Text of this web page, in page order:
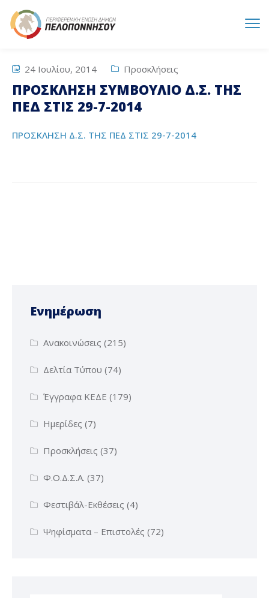
24 Ιουλίου, 2014 Προσκλήσεις
ΠΡΟΣΚΛΗΣΗ ΣΥΜΒΟΥΛΙΟ Δ.Σ. ΤΗΣ
ΠΕΔ ΣΤΙΣ 29-7-2014
ΠΡΟΣΚΛΗΣΗ Δ.Σ. ΤΗΣ ΠΕΔ ΣΤΙΣ 29-7-2014
Ενημέρωση
Ανακοινώσεις (215)
Δελτία Τύπου (74)
Έγγραφα ΚΕΔΕ (179)
Ημερίδες (7)
Προσκλήσεις (37)
Φ.Ο.Δ.Σ.Α. (37)
Φεστιβάλ-Εκθέσεις (4)
Ψηφίσματα – Επιστολές (72)